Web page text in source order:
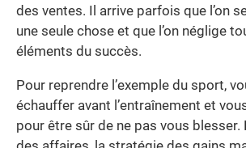
des ventes. Il arrive parfois que l’on
une seule chose et que l’on néglige
éléments du succès.
Pour reprendre l’exemple du sport,
échauffer avant l’entraînement et
pour être sûr de ne pas vous blesser.